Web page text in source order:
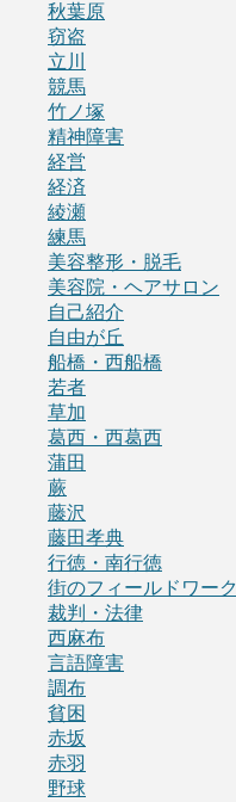
秋葉原
窃盗
立川
競馬
竹ノ塚
精神障害
経営
経済
綾瀬
練馬
美容整形・脱毛
美容院・ヘアサロン
自己紹介
自由が丘
船橋・西船橋
若者
草加
葛西・西葛西
蒲田
蕨
藤沢
藤田孝典
行徳・南行徳
街のフィールドワーク
裁判・法律
西麻布
言語障害
調布
貧困
赤坂
赤羽
野球